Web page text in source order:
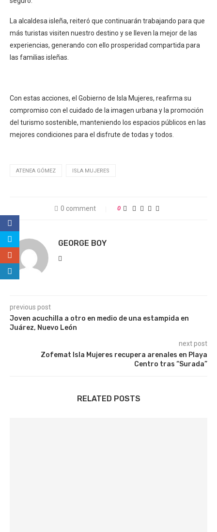
La alcaldesa isleña, reiteró que continuarán trabajando para que
más turistas visiten nuestro destino y se lleven la mejor de las
experiencias, generando con ello prosperidad compartida para
las familias isleñas.
Con estas acciones, el Gobierno de Isla Mujeres, reafirma su
compromiso con el cuidado de la imagen urbana y la promoción
del turismo sostenible, manteniendo los espacios públicos en las
mejores condiciones para el disfrute de todas y todos.
ATENEA GÓMEZ ISLA MUJERES
0 comment 0
GEORGE BOY
previous post
Joven acuchilla a otro en medio de una estampida en
Juárez, Nuevo León
next post
Zofemat Isla Mujeres recupera arenales en Playa
Centro tras “Surada”
RELATED POSTS